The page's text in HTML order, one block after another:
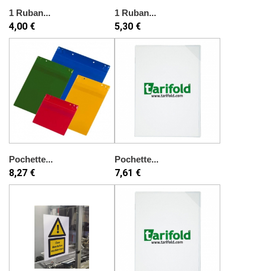
1 Ruban...
4,00 €
1 Ruban...
5,30 €
Pochette...
8,27 €
Pochette...
7,61 €